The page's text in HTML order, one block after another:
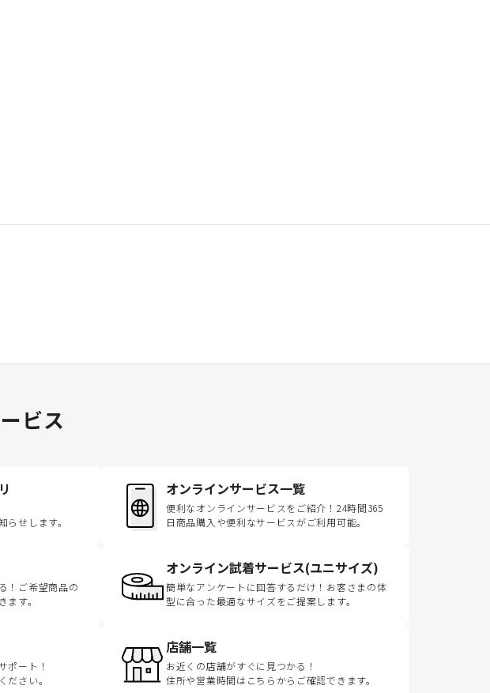
ビス
せします。
オンラインサービス一覧
便利なオンラインサービスをご紹介！24時間365
日商品購入や便利なサービスがご利用可能。
！ご希望商品の
す。
オンライン試着サービス(ユニサイズ)
簡単なアンケートに回答するだけ！お客さまの体
型に合った最適なサイズをご提案します。
ポート！
ださい。
店舗一覧
お近くの店舗がすぐに見つかる！
住所や営業時間はこちらからご確認できます。